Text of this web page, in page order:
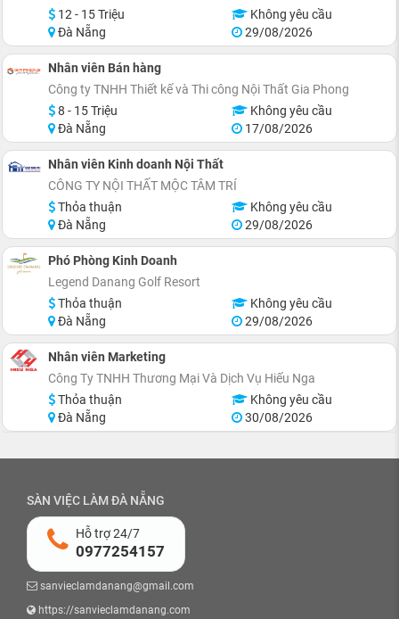
12 - 15 Triệu
Không yêu cầu
Đà Nẵng
29/08/2026
Nhân viên Bán hàng
Công ty TNHH Thiết kế và Thi công Nội Thất Gia Phong
8 - 15 Triệu
Không yêu cầu
Đà Nẵng
17/08/2026
Nhân viên Kinh doanh Nội Thất
CÔNG TY NỘI THẤT MỘC TÂM TRÍ
Thỏa thuận
Không yêu cầu
Đà Nẵng
29/08/2026
Phó Phòng Kinh Doanh
Legend Danang Golf Resort
Thỏa thuận
Không yêu cầu
Đà Nẵng
29/08/2026
Nhân viên Marketing
Công Ty TNHH Thương Mại Và Dịch Vụ Hiếu Nga
Thỏa thuận
Không yêu cầu
Đà Nẵng
30/08/2026
SÀN VIỆC LÀM ĐÀ NẴNG
Hỗ trợ 24/7
0977254157
sanvieclamdanang@gmail.com
https://sanvieclamdanang.com